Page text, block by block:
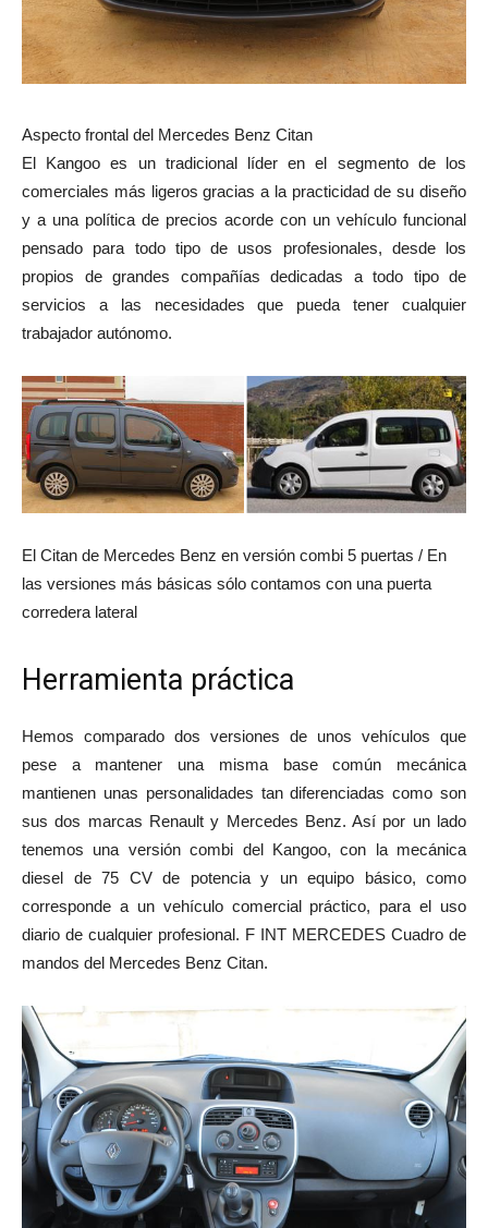
Aspecto frontal del Mercedes Benz Citan
El Kangoo es un tradicional líder en el segmento de los
comerciales más ligeros gracias a la practicidad de su diseño
y a una política de precios acorde con un vehículo funcional
pensado para todo tipo de usos profesionales, desde los
propios de grandes compañías dedicadas a todo tipo de
servicios a las necesidades que pueda tener cualquier
trabajador autónomo.
El Citan de Mercedes Benz en versión combi 5 puertas / En
las versiones más básicas sólo contamos con una puerta
corredera lateral
Herramienta práctica
Hemos comparado dos versiones de unos vehículos que
pese a mantener una misma base común mecánica
mantienen unas personalidades tan diferenciadas como son
sus dos marcas Renault y Mercedes Benz. Así por un lado
tenemos una versión combi del Kangoo, con la mecánica
diesel de 75 CV de potencia y un equipo básico, como
corresponde a un vehículo comercial práctico, para el uso
diario de cualquier profesional. F INT MERCEDES Cuadro de
mandos del Mercedes Benz Citan.